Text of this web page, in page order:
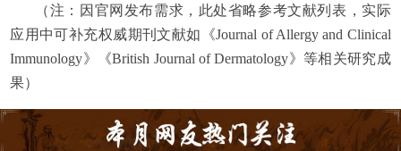
（注：因官网发布需求，此处省略参考文献列表，实际
应用中可补充权威期刊文献如《Journal of Allergy and Clinical
Immunology》《British Journal of Dermatology》等相关研究成
果）